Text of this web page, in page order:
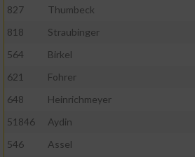
827
Thumbeck
818
Straubinger
564
Birkel
621
Fohrer
648
Heinrichmeyer
51846
Aydin
546
Assel